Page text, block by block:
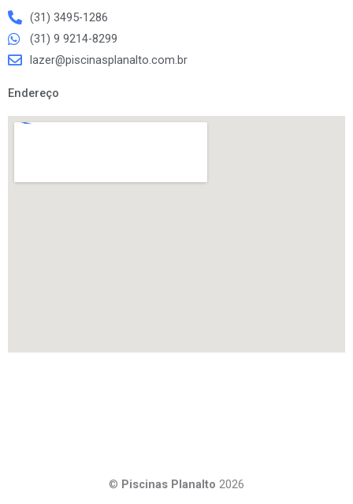
(31) 3495-1286
(31) 9 9214-8299
lazer@piscinasplanalto.com.br
Endereço
© Piscinas Planalto 2026